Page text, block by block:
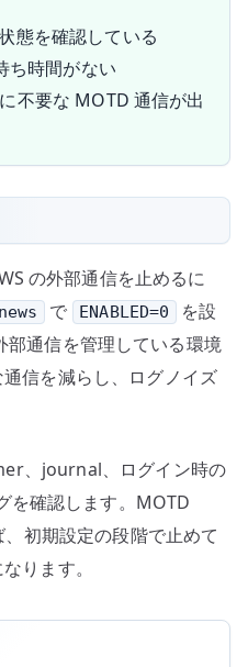
態を確認している
ち時間がない
不要な MOTD 通信が出
の外部通信を止めるに
で ENABLED=0
を設
部通信を管理している環境
信を減らし、ログノイズ
、journal、ログイン時の
確認します。MOTD
初期設定の段階で止めて
ります。